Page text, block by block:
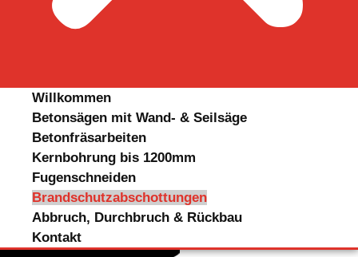
Willkommen
Betonsägen mit Wand- & Seilsäge
Betonfräsarbeiten
Kernbohrung bis 1200mm
Fugenschneiden
Brandschutzabschottungen
Abbruch, Durchbruch & Rückbau
Kontakt